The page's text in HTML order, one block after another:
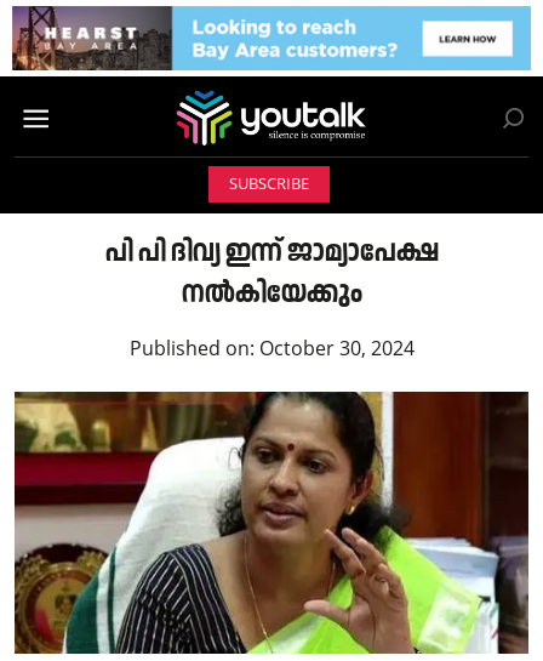
SUBSCRIBE
പി പി ദിവ്യ ഇന്ന് ജാമ്യാപേക്ഷ
നല്‍കിയേക്കും
Published on: October 30, 2024